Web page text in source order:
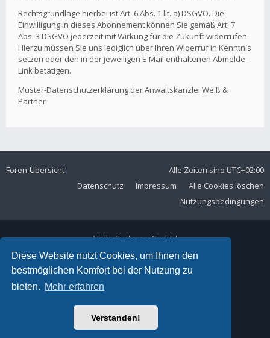
Diese Website nutzt Cookies, um Ihnen den
bestmöglichen Komfort bei der Nutzung zu
bieten. Mehr erfahren
Verstanden!
Rechtsgrundlage hierbei ist Art. 6 Abs. 1 lit. a) DSGVO. Die
Einwilligung in dieses Abonnement können Sie gemäß Art. 7
Abs. 3 DSGVO jederzeit mit Wirkung für die Zukunft widerrufen.
Hierzu müssen Sie uns lediglich über Ihren Widerruf in Kenntnis
setzen oder den in der jeweiligen E-Mail enthaltenen Abmelde-
Link betätigen.
Muster-Datenschutzerklärung der Anwaltskanzlei Weiß &
Partner
Foren-Übersicht Alle Zeiten sind UTC+02:00
Alle Cookies löschen
Impressum
Datenschutz
Nutzungsbedingungen
Volla Systeme GmbH
Kölner Straße 102
42897 Remscheid
Telefon:+49 2191 59897 61
E-Mail:
Ariki Theme by